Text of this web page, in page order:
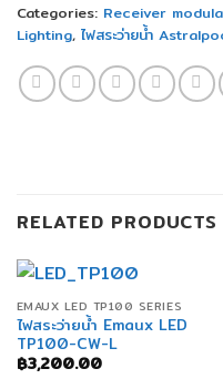
Categories: Receiver
Lighting, ไฟสระว่ายน้ำ
RELATED PRODUCTS
EMAUX LED TP100 SERIES
ไฟสระว่ายน้ำ Emaux LED
TP100-CW-L
฿3,200.00